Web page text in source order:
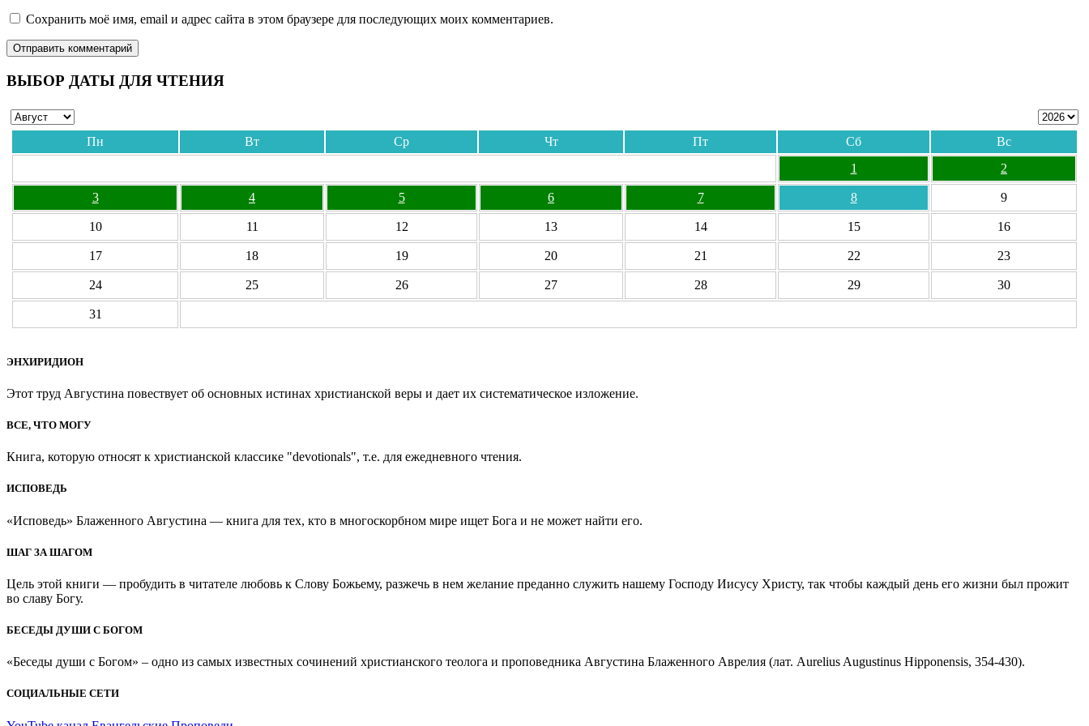
Сохранить моё имя, email и адрес сайта в этом браузере для последующих моих комментариев.
ВЫБОР ДАТЫ ДЛЯ ЧТЕНИЯ
Пн Вт Ср Чт Пт Сб
Вс
1
2
3 4 5 6 7 8 9
10 11 12 13 14 15 16
17 18 19 20 21 22 23
24 25 26 27 28 29 30
31
ЭНХИРИДИОН
Этот труд Августина повествует об основных истинах христианской веры и дает их систематическое изложение.
ВСЕ, ЧТО МОГУ
Книга, которую относят к христианской классике "devotionals", т.е. для ежедневного чтения.
ИСПОВЕДЬ
«Исповедь» Блаженного Августина — книга для тех, кто в многоскорбном мире ищет Бога и не может найти его.
ШАГ ЗА ШАГОМ
Цель этой книги — пробудить в читателе любовь к Слову Божьему, разжечь в нем желание преданно служить нашему Господу Иисусу Христу, так чтобы каждый день его жизни был прожит
во славу Богу.
БЕСЕДЫ ДУШИ С БОГОМ
«Беседы души с Богом» – одно из самых известных сочинений христианского теолога и проповедника Августина Блаженного Аврелия (лат. Aurelius Augustinus Hipponensis, 354-430).
СОЦИАЛЬНЫЕ СЕТИ